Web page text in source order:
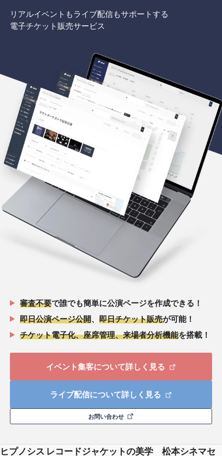
リアルイベントもライブ配信もサポートする
電子チケット販売サービス
審査不要で誰でも簡単に公演ページを作成できる！
即日公演ページ公開
即日チケット販売が可能！
チケット電子化、座席管理、来場者分析機能を搭載！
イベント集客について詳しく見る
ライブ配信について詳しく見る
お問い合わせ
ヒプノシス レコードジャケットの美学 松本シネマセ